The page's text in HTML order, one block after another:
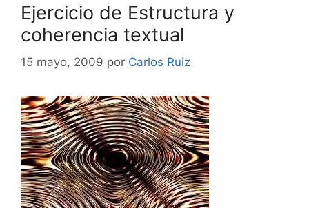
Ejercicio de Estructura y
coherencia textual
15 mayo, 2009 por Carlos Ruiz